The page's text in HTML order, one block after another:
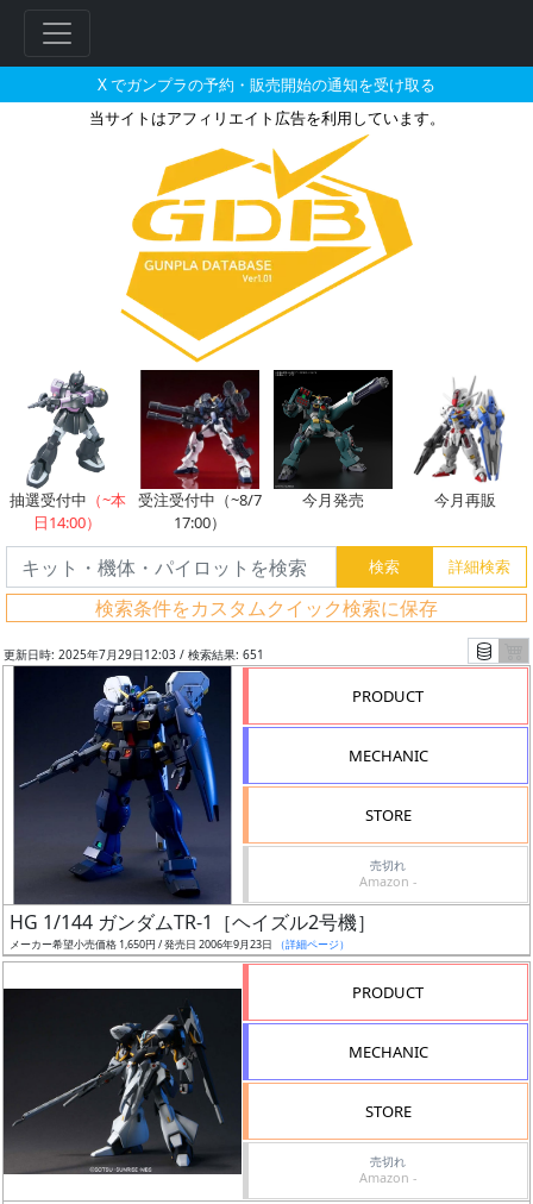
X でガンプラの予約・販売開始の通知を受け取る
当サイトはアフィリエイト広告を利用しています。
HG 1/144 ガンダムTR-1［ヘイ
抽選受付中 （~本
日14:00）
受注受付中（~8/7
17:00）
今月発売 今月再販
検索条件をカスタムクイック検索に保存
フ
リ
索
更新日時: 2025年7月29日12:03 / 検索結果: 651
PRODUCT
MECHANIC
STORE
売切れ
Amazon -
HG 1/144 ガンダムTR-1［ヘイズル2号機］
メーカー希望小売価格 1,650円 / 発売日 2006年9月23日 （詳細ページ）
PRODUCT
MECHANIC
STORE
売切れ
Amazon -